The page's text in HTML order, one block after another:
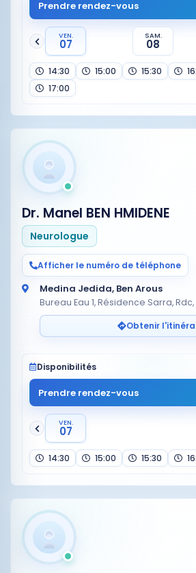
Prendre rendez-vous
VEN.
07
SAM.
08
14:30 15:00 15:30
17:00
Dr. Manel BEN HMIDENE
Neurologue
Afficher le numéro de téléphone
Medina Jedida, Ben Arous
Bureau Eau 1, Résidence Sarra,
Obtenir
Disponibilités
Prendre rendez-vous
VEN.
07
14:30 15:00 15:30